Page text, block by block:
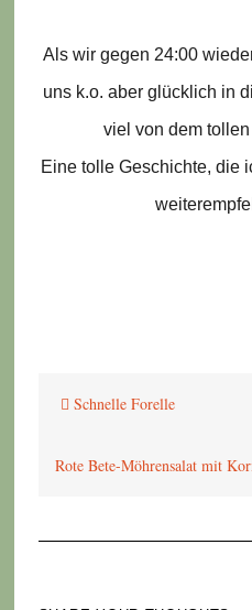
Als wir gegen 24:00
uns k.o. aber glücklich in
viel von dem
Eine tolle Geschichte, die
Schnelle Forelle
Rote Bete-Möhrensalat mit